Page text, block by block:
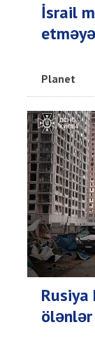
İsrail
Planet
Rusiya